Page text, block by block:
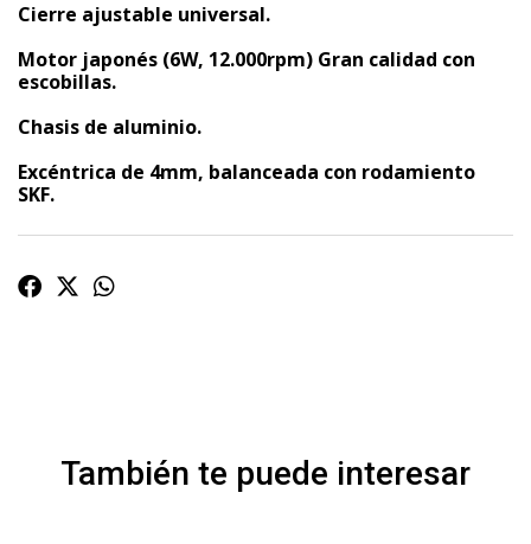
Cierre ajustable universal.
Motor japonés (6W, 12.000rpm) Gran calidad con
escobillas.
Chasis de aluminio.
Excéntrica de 4mm, balanceada con rodamiento
SKF.
También te puede interesar